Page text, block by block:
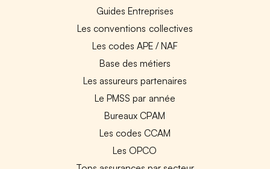
Guides Entreprises
Les conventions collectives
Les codes APE / NAF
Base des métiers
Les assureurs partenaires
Le PMSS par année
Bureaux CPAM
Les codes CCAM
Les OPCO